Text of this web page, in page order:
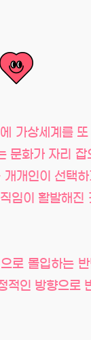
가상세계를
문화가 자리
개인이 선택
임이 활발해진
로 몰입하는
적인 방향으로